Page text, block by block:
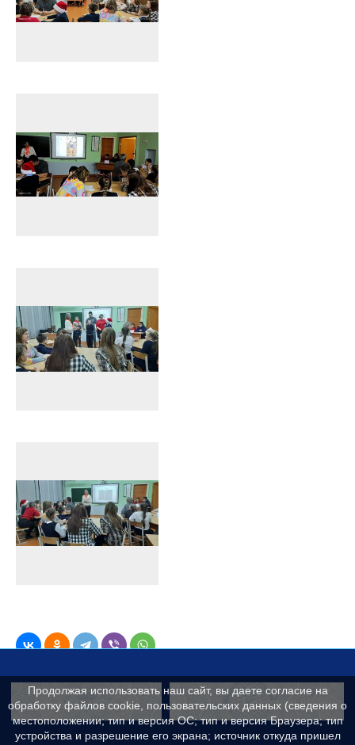
Контакты Сведения об
Продолжая использовать наш сайт, вы даете согласие на
обработку файлов cookie, пользовательских данных (сведения о
местоположении; тип и версия ОС; тип и версия Браузера; тип
устройства и разрешение его экрана; источник откуда пришел